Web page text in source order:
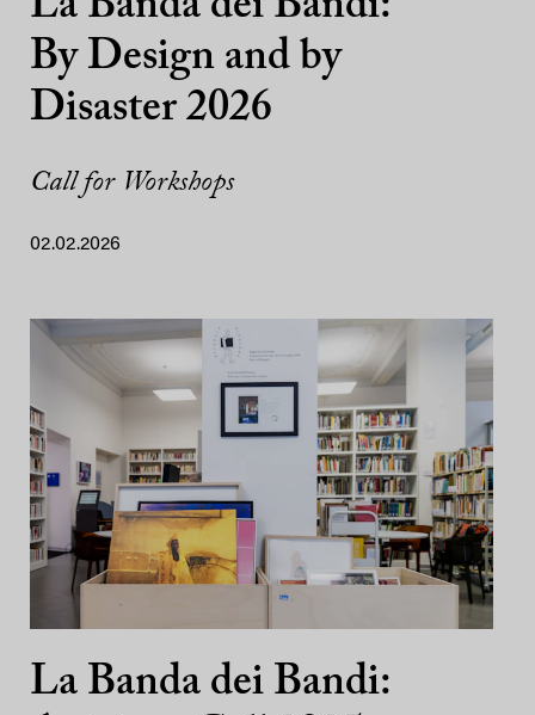
By Design and by
Disaster 2026
Call for Workshops
02.02.2026
La Banda dei Bandi: